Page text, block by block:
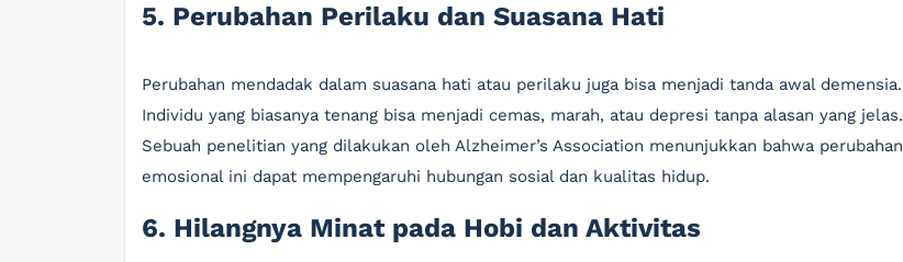
5. Perubahan Perilaku dan Suasana Hati
Perubahan mendadak dalam suasana hati atau perilaku juga bisa menjadi tanda awal demensia.
Individu yang biasanya tenang bisa menjadi cemas, marah, atau depresi tanpa alasan yang jelas.
Sebuah penelitian yang dilakukan oleh Alzheimer’s Association menunjukkan bahwa perubahan
emosional ini dapat mempengaruhi hubungan sosial dan kualitas hidup.
6. Hilangnya Minat pada Hobi dan Aktivitas